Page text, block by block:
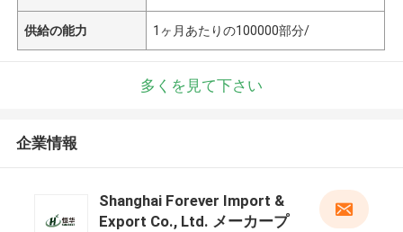
供給の能力 1ヶ月あたりの100000部分/
多くを見て下さい
企業情報
Shanghai Forever Import &
Export Co., Ltd. メーカープ